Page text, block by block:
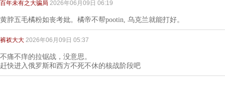
百年未有之大骗局 2026年06月09日 06:19
黄脖五毛橘粉如丧考妣。橘帝不帮pootin, 乌克兰就能打好。
裤衩大大 2026年06月09日 05:37
不痛不痒的拉锯战，没意思。
赶快进入俄罗斯和西方不死不休的核战阶段吧